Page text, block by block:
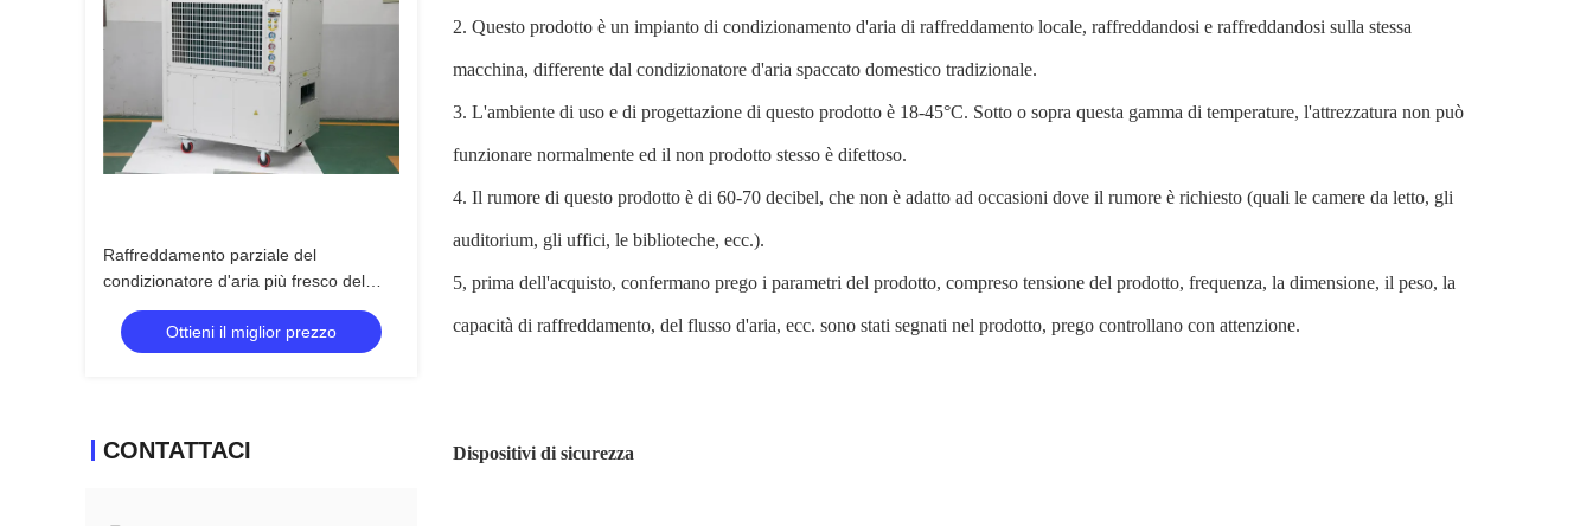
Raffreddamento parziale del
condizionatore d'aria più fresco del
punto degli ospedali 6500m3/H
Ottieni il miglior prezzo
CONTATTACI
2. Questo prodotto è un impianto di condizionamento d'aria di raffreddamento locale, raffreddandosi e raffreddandosi sulla stessa
macchina, differente dal condizionatore d'aria spaccato domestico tradizionale.
3. L'ambiente di uso e di progettazione di questo prodotto è 18-45°C. Sotto o sopra questa gamma di temperature, l'attrezzatura non può
funzionare normalmente ed il non prodotto stesso è difettoso.
4. Il rumore di questo prodotto è di 60-70 decibel, che non è adatto ad occasioni dove il rumore è richiesto (quali le camere da letto, gli
auditorium, gli uffici, le biblioteche, ecc.).
5, prima dell'acquisto, confermano prego i parametri del prodotto, compreso tensione del prodotto, frequenza, la dimensione, il peso, la
capacità di raffreddamento, del flusso d'aria, ecc. sono stati segnati nel prodotto, prego controllano con attenzione.
Dispositivi di sicurezza